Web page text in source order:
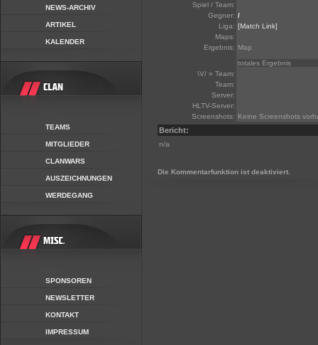
NEWS-ARCHIV
ARTIKEL
KALENDER
TEAMS
MITGLIEDER
CLANWARS
AUSZEICHNUNGEN
WERDEGANG
SPONSOREN
NEWSLETTER
KONTAKT
IMPRESSUM
Spiel / Team:
Gegner: /
Liga: [Match Link]
Maps:
Ergebnis: Map
totales Ergebnis
\V/ » Team:
Team:
Server:
HLTV-Server:
Screenshots: Keine Screenshots
Bericht:
n/a
Die Kommentarfunktion ist deaktiviert.